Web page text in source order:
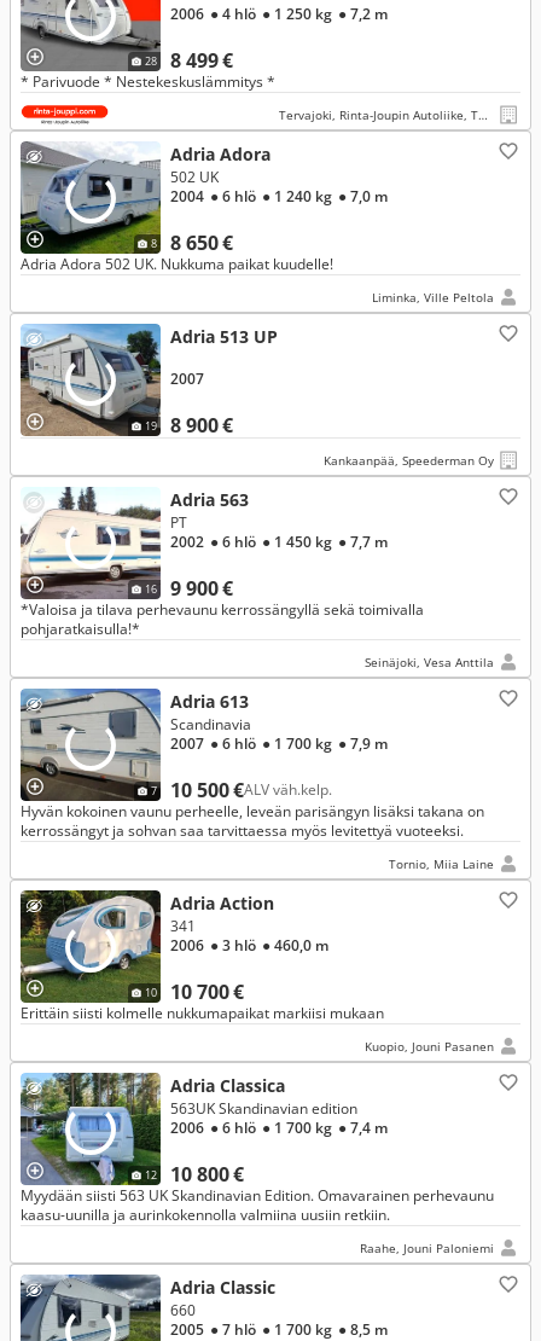
28 8 499 €
2006 ● 4 hlö ● 1 250 kg ● 7,2 m
* Parivuode * Nestekeskuslämmitys *
Tervajoki, Rinta-Joupin Autoliike, Tervajoki
8
Adria Adora
8 650 €
502 UK
2004 ● 6 hlö ● 1 240 kg ● 7,0 m
Adria Adora 502 UK. Nukkuma paikat kuudelle!
Liminka, Ville Peltola
19
Adria 513 UP
8 900 €
2007
Kankaanpää, Speederman Oy
16
Adria 563
9 900 €
PT
2002 ● 6 hlö ● 1 450 kg ● 7,7 m
*Valoisa ja tilava perhevaunu kerrossängyllä sekä toimivalla
pohjaratkaisulla!*
Seinäjoki, Vesa Anttila
7
Adria 613
10 500 €ALV väh.kelp.
Scandinavia
2007 ● 6 hlö ● 1 700 kg ● 7,9 m
Hyvän kokoinen vaunu perheelle, leveän parisängyn lisäksi takana on
kerrossängyt ja sohvan saa tarvittaessa myös levitettyä vuoteeksi.
Tornio, Miia Laine
10
Adria Action
10 700 €
341
2006 ● 3 hlö ● 460,0 m
Erittäin siisti kolmelle nukkumapaikat markiisi mukaan
Kuopio, Jouni Pasanen
12
Adria Classica
10 800 €
563UK Skandinavian edition
2006 ● 6 hlö ● 1 700 kg ● 7,4 m
Myydään siisti 563 UK Skandinavian Edition. Omavarainen perhevaunu
kaasu-uunilla ja aurinkokennolla valmiina uusiin retkiin.
Raahe, Jouni Paloniemi
Adria Classic
660
2005 ● 7 hlö ● 1 700 kg ● 8,5 m